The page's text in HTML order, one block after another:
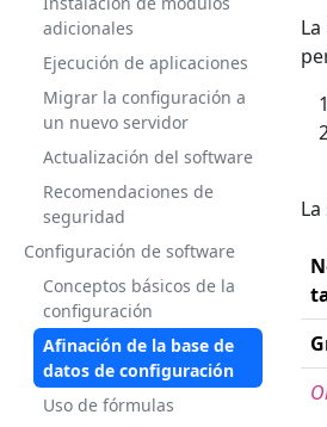
adicionales
Ejecución de aplicaciones
Migrar la configuración a
un nuevo servidor
Actualización del software
Recomendaciones de
seguridad
Configuración de software
Conceptos básicos de la
configuración
Afinación de la base de
datos de configuración
Uso de fórmulas